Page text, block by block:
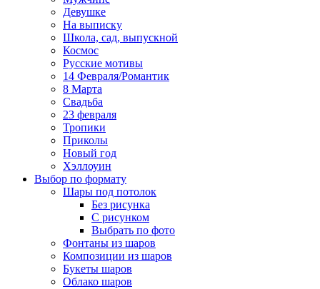
Девушке
На выписку
Школа, сад, выпускной
Космос
Русские мотивы
14 Февраля/Романтик
8 Марта
Свадьба
23 февраля
Тропики
Приколы
Новый год
Хэллоуин
Выбор по формату
Шары под потолок
Без рисунка
С рисунком
Выбрать по фото
Фонтаны из шаров
Композиции из шаров
Букеты шаров
Облако шаров